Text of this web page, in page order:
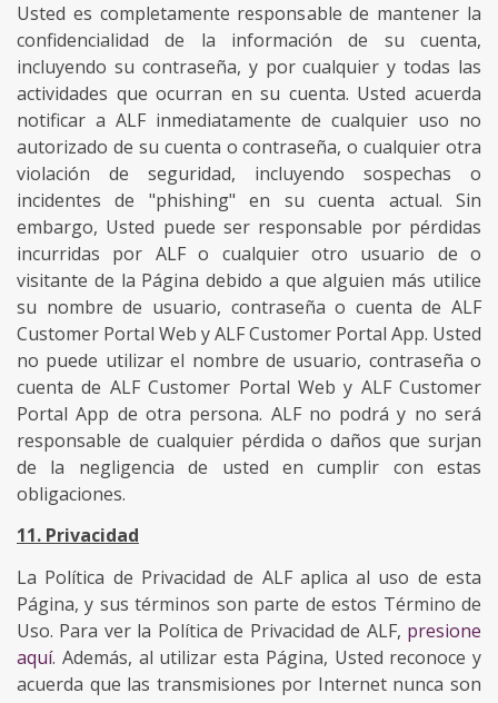
Usted es completamente responsable de mantener la
confidencialidad de la información de su cuenta,
incluyendo su contraseña, y por cualquier y todas las
actividades que ocurran en su cuenta. Usted acuerda
notificar a ALF inmediatamente de cualquier uso no
autorizado de su cuenta o contraseña, o cualquier otra
violación de seguridad, incluyendo sospechas o
incidentes de "phishing" en su cuenta actual. Sin
embargo, Usted puede ser responsable por pérdidas
incurridas por ALF o cualquier otro usuario de o
visitante de la Página debido a que alguien más utilice
su nombre de usuario, contraseña o cuenta de ALF
Customer Portal Web y ALF Customer Portal App. Usted
no puede utilizar el nombre de usuario, contraseña o
cuenta de ALF Customer Portal Web y ALF Customer
Portal App de otra persona. ALF no podrá y no será
responsable de cualquier pérdida o daños que surjan
de la negligencia de usted en cumplir con estas
obligaciones.
11. Privacidad
La Política de Privacidad de ALF aplica al uso de esta
Página, y sus términos son parte de estos Término de
Uso. Para ver la Política de Privacidad de ALF, presione
aquí. Además, al utilizar esta Página, Usted reconoce y
acuerda que las transmisiones por Internet nunca son